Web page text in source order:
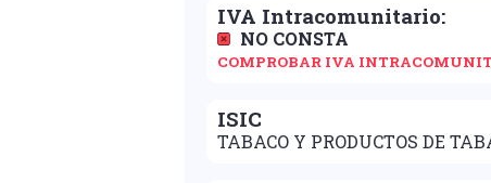
IVA Intracomunitario:
NO CONSTA
COMPROBAR IVA
ISIC
TABACO Y PRODUCTOS DE